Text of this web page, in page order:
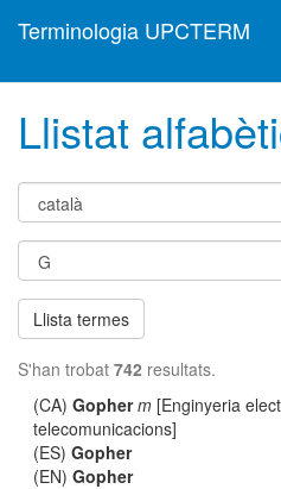
Terminologia UPCTERM
Llistat
Llista termes
S'han trobat 742 resultats.
(CA)Gopher m [Enginyeria
telecomunicacions]
(ES)Gopher
(EN)Gopher